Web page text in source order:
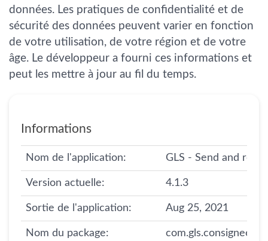
données. Les pratiques de confidentialité et de
sécurité des données peuvent varier en fonction
de votre utilisation, de votre région et de votre
âge. Le développeur a fourni ces informations et
peut les mettre à jour au fil du temps.
Informations
Nom de l'application: GLS - Send and
Version actuelle: 4.1.3
Sortie de l'application: Aug 25, 2021
Nom du package: com.gls.consigneeapp